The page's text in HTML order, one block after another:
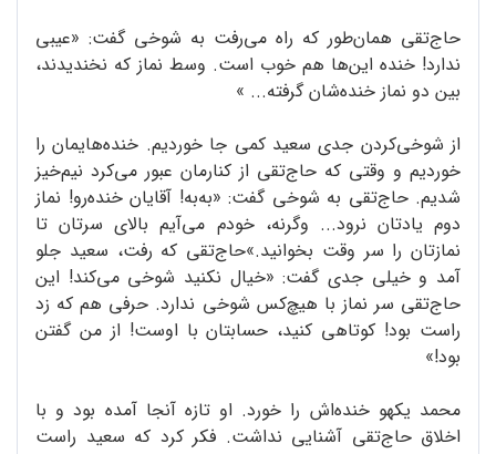
حاج‌تقی همان‌طور که راه می‌رفت به شوخی گفت: «عیبی
ندارد! خنده این‌ها هم خوب است. وسط نماز که نخندیدند،
بین دو نماز خنده‌شان گرفته... »
از شوخی‌کردن جدی سعید کمی جا خوردیم. خنده‌هایمان را
خوردیم و وقتی که حاج‌تقی از کنارمان عبور می‌کرد نیم‌خیز
شدیم. حاج‌تقی به شوخی گفت: «به‌به! آقایان خنده‌رو! نماز
دوم یادتان نرود... وگرنه، خودم می‌آیم بالای سرتان تا
نمازتان را سر وقت بخوانید.»حاج‌تقی که رفت، سعید جلو
آمد و خیلی جدی گفت: «خیال نکنید شوخی می‌کند! این
حاج‌تقی سر نماز با هیچ‌کس شوخی ندارد. حرفی هم که زد
راست بود! کوتاهی کنید، حسابتان با اوست! از من گفتن
بود!»
محمد یکهو خنده‌اش را خورد. او تازه آنجا آمده بود و با
اخلاق حاج‌تقی آشنایی نداشت. فکر کرد که سعید راست